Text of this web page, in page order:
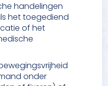
handelingen
het toegediend
of het
onder